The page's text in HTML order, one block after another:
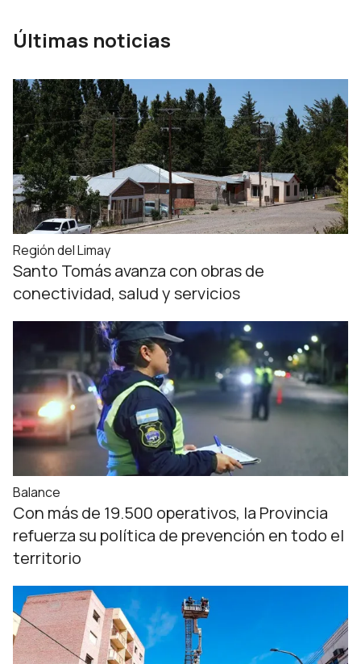
Últimas noticias
Región del Limay
Santo Tomás avanza con obras de
conectividad, salud y servicios
Balance
Con más de 19.500 operativos, la Provincia
refuerza su política de prevención en todo el
territorio